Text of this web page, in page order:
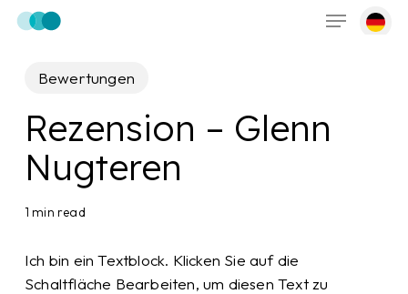
Skip
content
Menu
Bewertungen
Rezension – Glenn
Nugteren
1 min read
Ich bin ein Textblock. Klicken Sie auf die
Schaltfläche Bearbeiten, um diesen Text zu